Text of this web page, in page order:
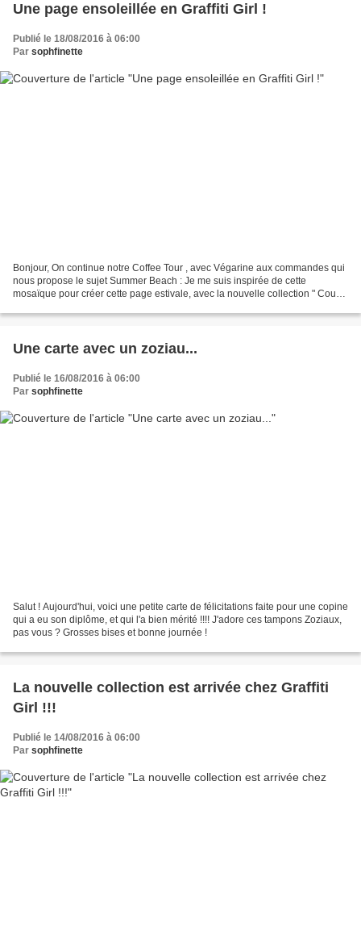
Une page ensoleillée en Graffiti Girl !
Publié le 18/08/2016 à 06:00
Par sophfinette
Bonjour, On continue notre Coffee Tour , avec Végarine aux commandes qui
nous propose le sujet Summer Beach : Je me suis inspirée de cette
mosaïque pour créer cette page estivale, avec la nouvelle collection " Coup
Une carte avec un zoziau...
Publié le 16/08/2016 à 06:00
Par sophfinette
Salut ! Aujourd'hui, voici une petite carte de félicitations faite pour une copine
qui a eu son diplôme, et qui l'a bien mérité !!!! J'adore ces tampons Zoziaux,
pas vous ? Grosses bises et bonne journée !
La nouvelle collection est arrivée chez Graffiti
Girl !!!
Publié le 14/08/2016 à 06:00
Par sophfinette